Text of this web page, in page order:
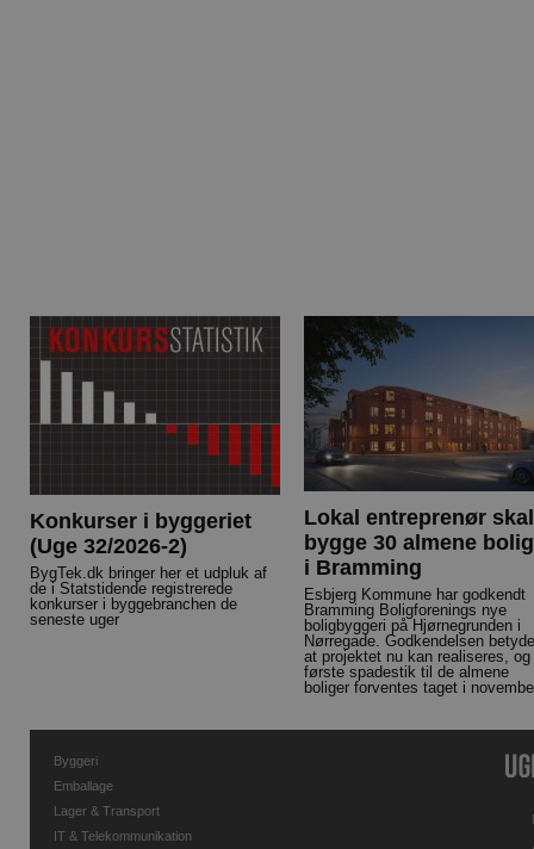
Konkurser i byggeriet
(Uge 32/2026-2)
BygTek.dk bringer her et udpluk af
de i Statstidende registrerede
konkurser i byggebranchen de
seneste uger
Lokal entreprenør skal
bygge 30 almene
i Bramming
Esbjerg Kommune har godkendt
Bramming Boligforenings nye
boligbyggeri på Hjørnegrunden i
Nørregade. Godkendelsen
at projektet nu kan realiseres, og
første spadestik til de almene
boliger forventes taget i
Byggeri
Emballage
Lager & Transport
IT & Telekommunikation